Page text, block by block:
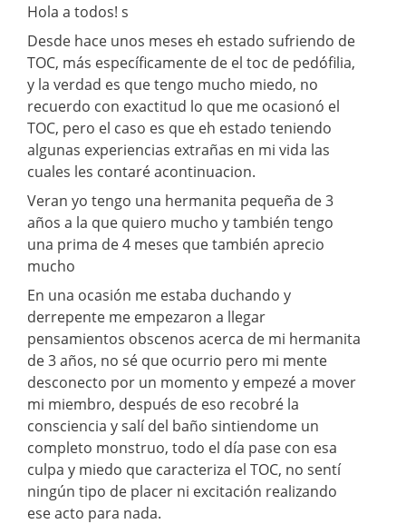
Hola a todos! s
Desde hace unos meses eh estado sufriendo de
TOC, más específicamente de el toc de pedófilia,
y la verdad es que tengo mucho miedo, no
recuerdo con exactitud lo que me ocasionó el
TOC, pero el caso es que eh estado teniendo
algunas experiencias extrañas en mi vida las
cuales les contaré acontinuacion.
Veran yo tengo una hermanita pequeña de 3
años a la que quiero mucho y también tengo
una prima de 4 meses que también aprecio
mucho
En una ocasión me estaba duchando y
derrepente me empezaron a llegar
pensamientos obscenos acerca de mi hermanita
de 3 años, no sé que ocurrio pero mi mente
desconecto por un momento y empezé a mover
mi miembro, después de eso recobré la
consciencia y salí del baño sintiendome un
completo monstruo, todo el día pase con esa
culpa y miedo que caracteriza el TOC, no sentí
ningún tipo de placer ni excitación realizando
ese acto para nada.